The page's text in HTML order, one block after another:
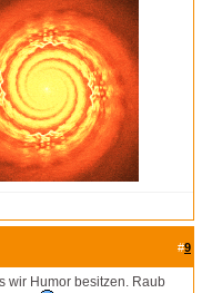
#9
wir Humor besitzen. Raub